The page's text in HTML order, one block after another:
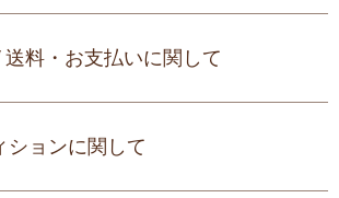
料・お支払いに関して
ションに関して